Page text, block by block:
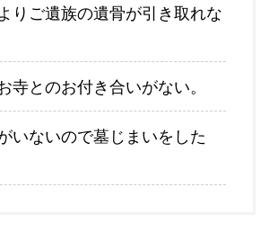
りご遺族の遺骨が引き取れな
寺とのお付き合いがない。
いないので墓じまいをした